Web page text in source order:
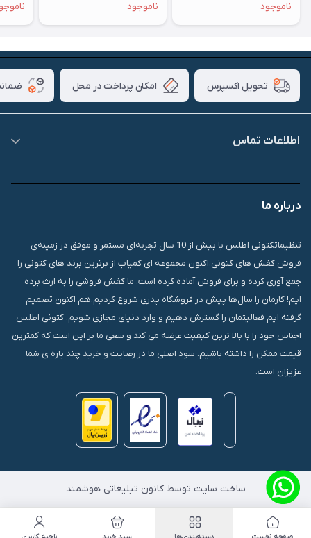
ناموجود ناموجود
تحویل اکسپرس امکان پرداخت در محل
اطلاعات تماس
درباره ما
تنظیماتکتونی اطلس با بیش از 10 سال تجربه‌ای مستمر و موفق در زمینه‌ی
فروش کفش های کتونی،اکنون مجموعه ای کمیاب از برترین برند های کتونی را
جمع آوری کرده و برای فروش آماده کرده است. ما کفش فروشی را به ارث برده
ایم! کارمان را سال‌ها پیش در فروشگاه پدری شروع کردیم.هم اکنون تصمیم
گرفته ایم فعالیتمان را گسترش دهیم و وارد دنیای مجازی شویم. کتونی اطلس
اجناس خود را با بالا ترین کیفیت عرضه می کند و سعی ما بر این است که کمترین
قیمت ممکن را داشته باشیم. سود اصلی ما در رضایت و خرید چند باره ی شما
عزیزان است.
ساخت سایت توسط کانون تبلیغاتی هوشمند